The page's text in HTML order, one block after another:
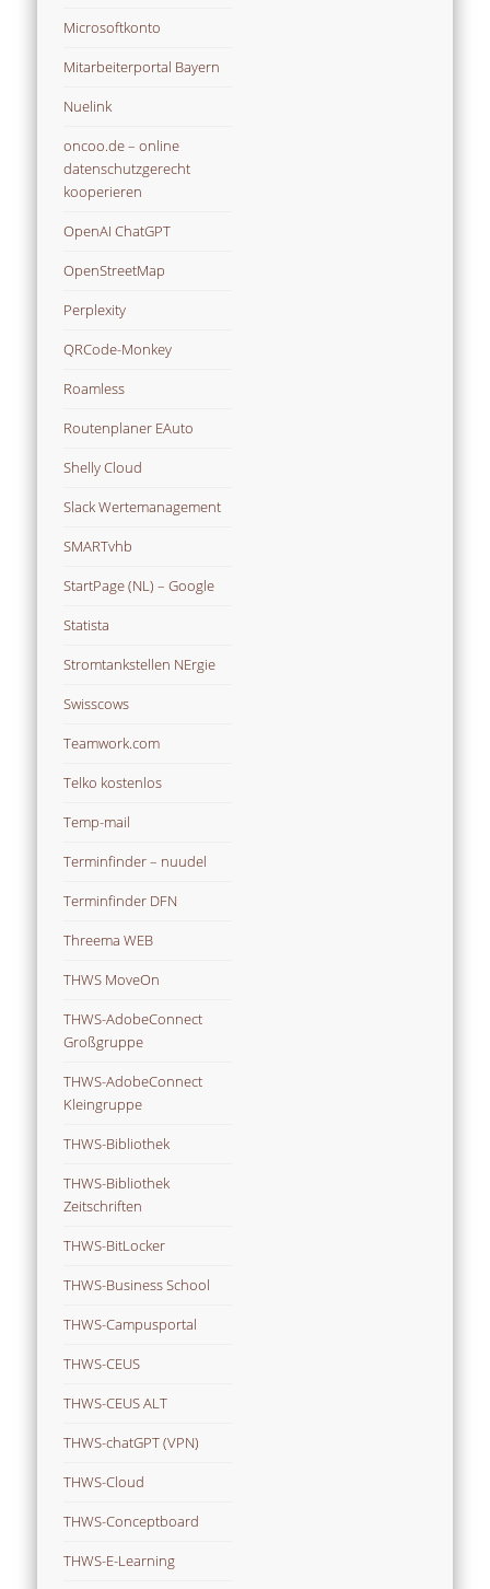
Microsoftkonto
Mitarbeiterportal Bayern
Nuelink
oncoo.de – online
datenschutzgerecht
kooperieren
OpenAI ChatGPT
OpenStreetMap
Perplexity
QRCode-Monkey
Roamless
Routenplaner EAuto
Shelly Cloud
Slack Wertemanagement
SMARTvhb
StartPage (NL) – Google
Statista
Stromtankstellen NErgie
Swisscows
Teamwork.com
Telko kostenlos
Temp-mail
Terminfinder – nuudel
Terminfinder DFN
Threema WEB
THWS MoveOn
THWS-AdobeConnect
Großgruppe
THWS-AdobeConnect
Kleingruppe
THWS-Bibliothek
THWS-Bibliothek
Zeitschriften
THWS-BitLocker
THWS-Business School
THWS-Campusportal
THWS-CEUS
THWS-CEUS ALT
THWS-chatGPT (VPN)
THWS-Cloud
THWS-Conceptboard
THWS-E-Learning